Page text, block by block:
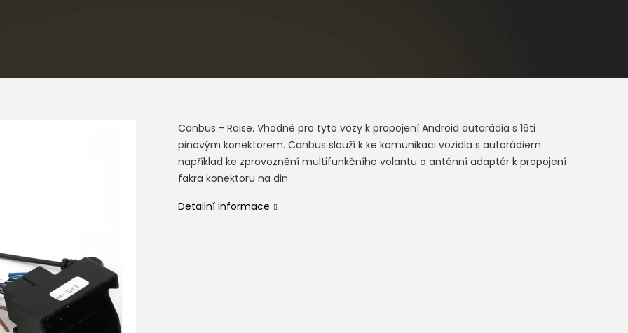
Canbus - Raise. Vhodné pro tyto vozy k propojení Android autorádia s 16ti
pinovým konektorem. Canbus slouží k ke komunikaci vozidla s autorádiem
například ke zprovoznění multifunkčního volantu a anténní adaptér k propojení
fakra konektoru na din.
Detailní informace